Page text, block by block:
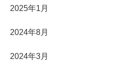
2025年1月
2024年8月
2024年3月